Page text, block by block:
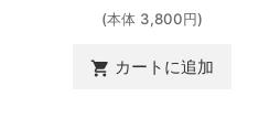
(本体 3,800円)
 カートに追加